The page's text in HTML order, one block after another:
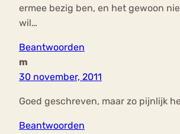
ermee bezig ben, en het gewoon
wil…
Beantwoorden
m
30 november, 2011
Goed geschreven, maar zo pijnlijk
Beantwoorden